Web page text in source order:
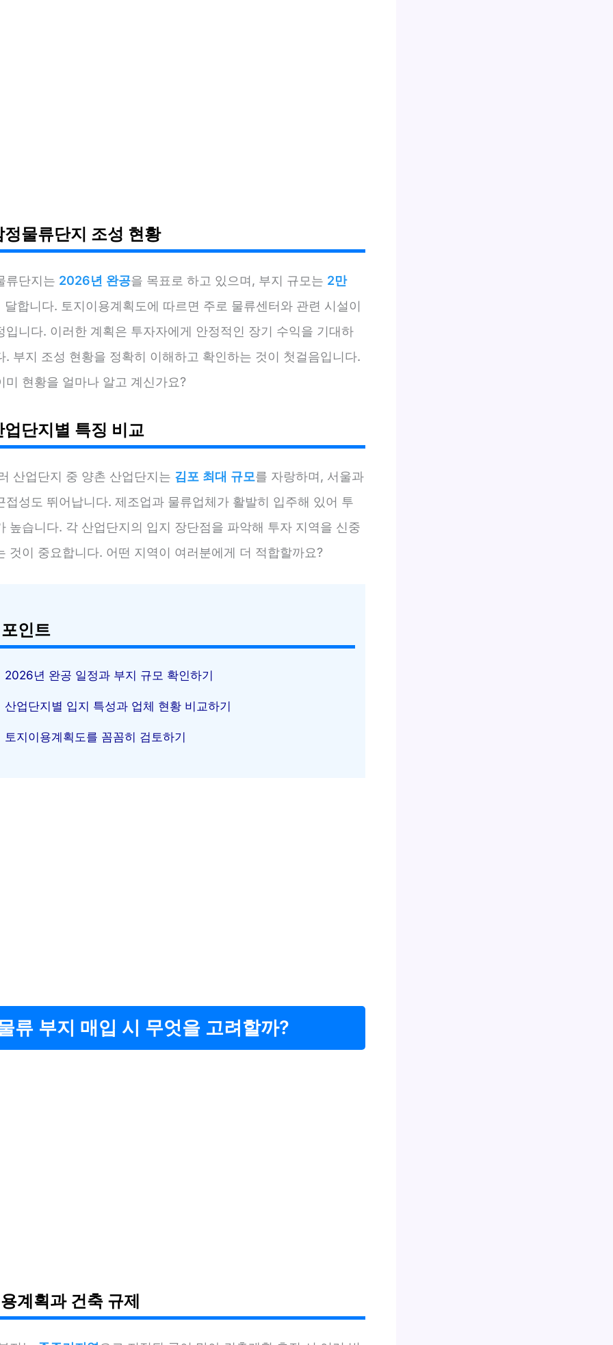
정물류단지 조성 현황
류단지는 2026년 완공을 목표로 하고 있으며, 부지 규모는 2만
달합니다. 토지이용계획도에 따르면 주로 물류센터와 관련 시설이
입니다. 이러한 계획은 투자자에게 안정적인 장기 수익을 기대하
. 부지 조성 현황을 정확히 이해하고 확인하는 것이 첫걸음입니다.
미 현황을 얼마나 알고 계신가요?
업단지별 특징 비교
산업단지 중 양촌 산업단지는 김포 최대 규모를 자랑하며, 서울과
접성도 뛰어납니다. 제조업과 물류업체가 활발히 입주해 있어 투
높습니다. 각 산업단지의 입지 장단점을 파악해 투자 지역을 신중
것이 중요합니다. 어떤 지역이 여러분에게 더 적합할까요?
인트
2026년 완공 일정과 부지 규모 확인하기
산업단지별 입지 특성과 업체 현황 비교하기
토지이용계획도를 꼼꼼히 검토하기
류 부지 매입 시 무엇을 고려할까?
계획과 건축 규제